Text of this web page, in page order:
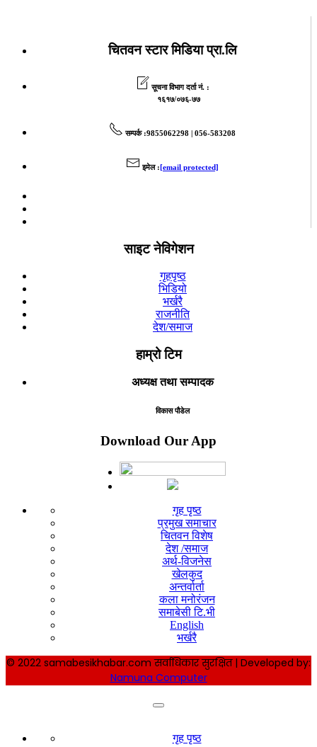
चितवन स्टार मिडिया प्रा.लि
सूचना विभाग दर्ता नं. :
१६१७/०७६-७७
सम्पर्क:9855062298 | 056-583208
इमेल:[email protected]
साइट नेविगेशन
गृहपृष्ठ
भिडियो
भर्खरै
राजनीति
देश/समाज
हाम्रो टिम
अध्यक्ष तथा सम्पादक
विकास पौडेल
Download Our App
गृह पृष्ठ
प्रमुख समाचार
चितवन विशेष
देश /समाज
अर्थ-विजनेस
खेलकुद
अन्तर्वार्ता
कला मनोरंजन
समाबेसी टि.भी
English
भर्खरै
© 2022 samabesikhabar.com सर्वाधिकार सुरक्षित | Developed by:
Namuna Computer
गृह पृष्ठ